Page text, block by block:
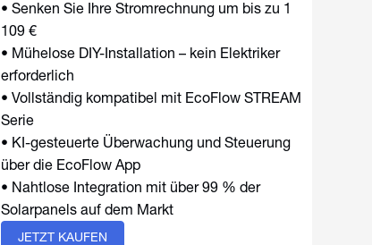
• Senken Sie Ihre Stromrechnung um bis zu 1
109 €
• Mühelose DIY-Installation – kein Elektriker
erforderlich
• Vollständig kompatibel mit EcoFlow STREAM
Serie
• KI-gesteuerte Überwachung und Steuerung
über die EcoFlow App
• Nahtlose Integration mit über 99 % der
Solarpanels auf dem Markt
JETZT KAUFEN